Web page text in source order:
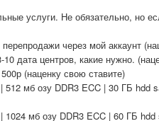
услуги. Не обязательно, но
через мой аккаунт
дата центров, какие нужно.
(наценку свою ставите)
512 мб озу DDR3 ECC | 30 ГБ hdd
1024 мб озу DDR3 ECC | 60 ГБ